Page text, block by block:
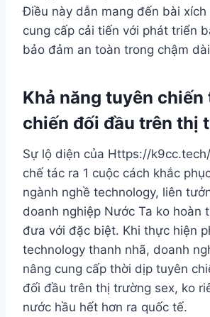
Điều này dẫn mang đến bài xích
cung cấp cải tiến với phát triển
bảo đảm an toàn trong chậm
Khả năng tuyên chiến
chiến đối đầu trên thị
Sự lộ diện của Https://
chế tác ra 1 cuộc cách khắc
ngành nghề technology, liên
doanh nghiệp Nước Ta ko hoàn
đưa với đặc biệt. Khi thực hiện
technology thanh nhã, doanh
nâng cung cấp thời dịp tuyên
đối đầu trên thị trường sex, ko
nước hầu hết hơn ra quốc tế.